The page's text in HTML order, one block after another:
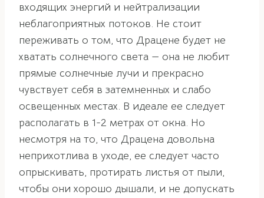
входящих энергий и нейтрализации
неблагоприятных потоков. Не стоит
переживать о том, что Драцене будет не
хватать солнечного света — она не любит
прямые солнечные лучи и прекрасно
чувствует себя в затемненных и слабо
освещенных местах. В идеале ее следует
располагать в 1-2 метрах от окна. Но
несмотря на то, что Драцена довольна
неприхотлива в уходе, ее следует часто
опрыскивать, протирать листья от пыли,
чтобы они хорошо дышали, и не допускать